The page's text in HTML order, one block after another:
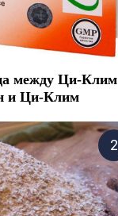
между Ци-Клим
и Ци-Клим